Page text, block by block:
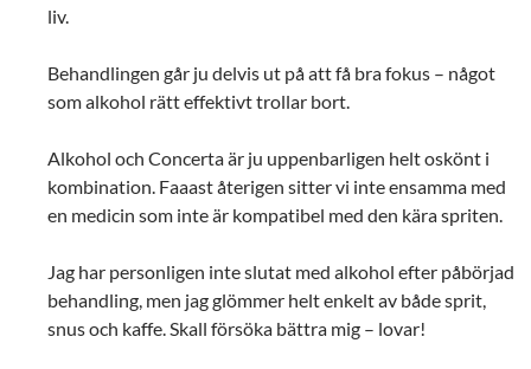
liv.
Behandlingen går ju delvis ut på att få bra fokus – något
som alkohol rätt effektivt trollar bort.
Alkohol och Concerta är ju uppenbarligen helt oskönt i
kombination. Faaast återigen sitter vi inte ensamma med
en medicin som inte är kompatibel med den kära spriten.
Jag har personligen inte slutat med alkohol efter påbörjad
behandling, men jag glömmer helt enkelt av både sprit,
snus och kaffe. Skall försöka bättra mig – lovar!